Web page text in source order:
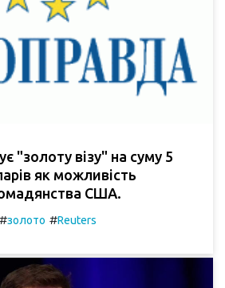
"золоту візу" на суму 5
як можливість
США.
#золото #Reuters